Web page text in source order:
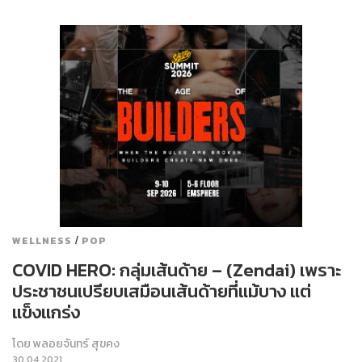
WELLNESS / POP
COVID HERO: กลุ่มเส้นด้าย – (Zendai) เพราะ
ประชาชนเปรียบเสมือนเส้นด้ายที่แม้บาง แต่
แข็งแกร่ง
โดยพลอยจันทร์ สุขคง